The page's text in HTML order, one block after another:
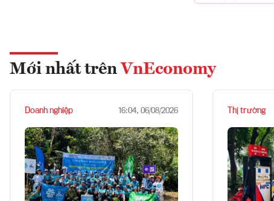
Mới nhất trên VnEconomy
Doanh nghiệp 16:04, 06/08/2026 Thị trường